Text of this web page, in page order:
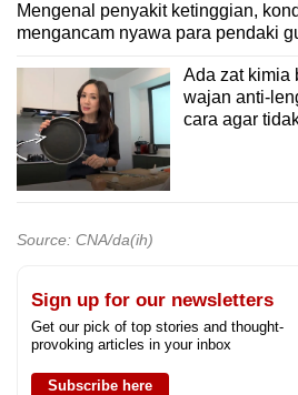
Mengenal penyakit ketinggian,
mengancam nyawa para pendaki
Ada zat kimia
wajan anti-
cara agar
Source: CNA/da(ih)
Sign up for our newsletters
Get our pick of top stories and thought-
provoking articles in your inbox
Subscribe here